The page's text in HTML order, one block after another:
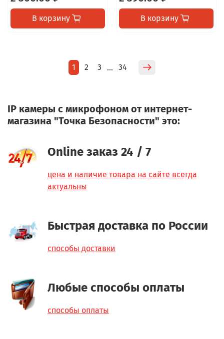
В корзину В корзину
1 2 3 … 34
IP камеры с микрофоном от интернет-
магазина "Точка Безопасности" это:
Online заказ 24 / 7
цена и наличие товара на сайте всегда
актуальны
Быстрая доставка по России
способы доставки
Любые способы оплаты
способы оплаты